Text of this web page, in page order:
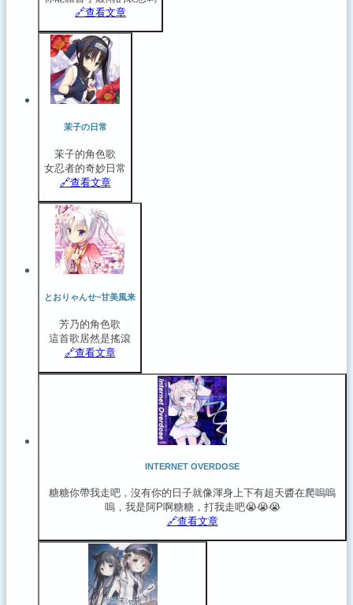
🔗️查看文章
茉子の日常
茉子的角色歌
女忍者的奇妙日常
🔗️查看文章
とおりゃんせ~甘美風来
芳乃的角色歌
這首歌居然是搖滾
🔗️查看文章
INTERNET OVERDOSE
糖糖你帶我走吧，沒有你的日子就像渾身上下有超天醬在爬嗚嗚
嗚，我是阿P啊糖糖，打我走吧😭😭😭
🔗️查看文章